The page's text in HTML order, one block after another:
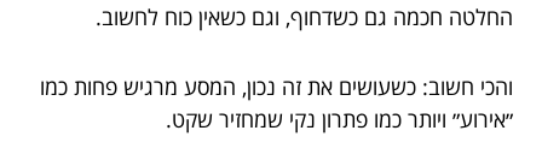
החלטה חכמה גם כשדחוף, וגם כשאין כוח לחשוב.
והכי חשוב: כשעושים את זה נכון, המסע מרגיש פחות כמו
״אירוע״ ויותר כמו פתרון נקי שמחזיר שקט.